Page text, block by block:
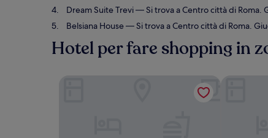
Dream Suite Trevi— Si trova a Centro città di Roma.
Belsiana House— Si trova a Centro città di Roma.
Hotel per fare shopping in
THE ONE Boutique Hotel & Private SPA Roma